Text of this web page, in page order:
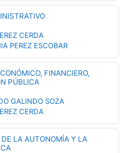
CERDA
PEREZ ESCOBAR
FINANCIERO,
PÚBLICA
GALINDO SOZA
CERDA
LA AUTONOMÍA Y LA